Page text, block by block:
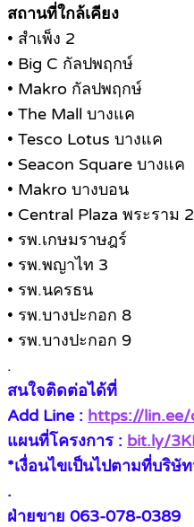
สถานที่ใกล้เคียง
• สำเพ็ง 2
• Big C กัลปพฤกษ์
• Makro กัลปพฤกษ์
• The Mall บางแค
• Tesco Lotus บางแค
• Seacon Square บางแค
• Makro บางบอน
• Central Plaza พระราม 2
• รพ.เกษมราษฎร์
• รพ.พญาไท 3
• รพ.นครธน
• รพ.บางปะกอก 8
• รพ.บางปะกอก 9
.
สนใจติดต่อได้ที่
Add Line : https://lin.ee/
แผนที่โครงการ : bit.ly/
*เงื่อนไขเป็นไปตามที่บริษั
.
ฝ่ายขาย 063-078-0389